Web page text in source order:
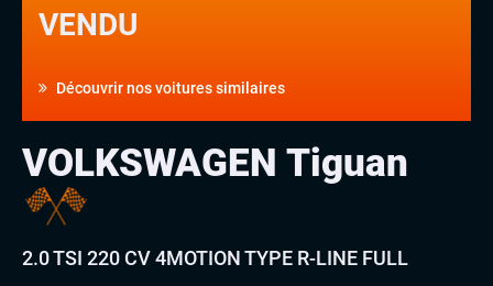
VENDU
Découvrir nos voitures similaires
VOLKSWAGEN Tiguan
2.0 TSI 220 CV 4MOTION TYPE R-LINE FULL